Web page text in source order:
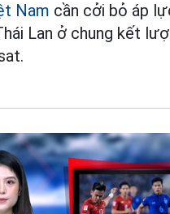
Nam cần cởi bỏ áp
Lan ở chung kết